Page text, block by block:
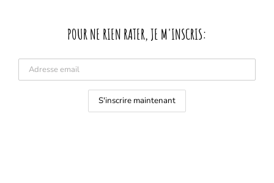
POUR NE RIEN RATER, JE M'INSCRIS: